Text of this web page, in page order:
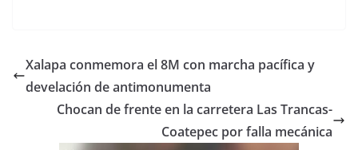
Xalapa conmemora el 8M con marcha pacífica y
develación de antimonumenta
Chocan de frente en la carretera Las Trancas-
Coatepec por falla mecánica